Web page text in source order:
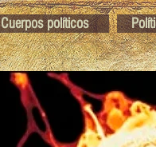
Cuerpos políticos